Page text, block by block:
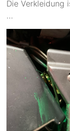
Die Verkleidung
…